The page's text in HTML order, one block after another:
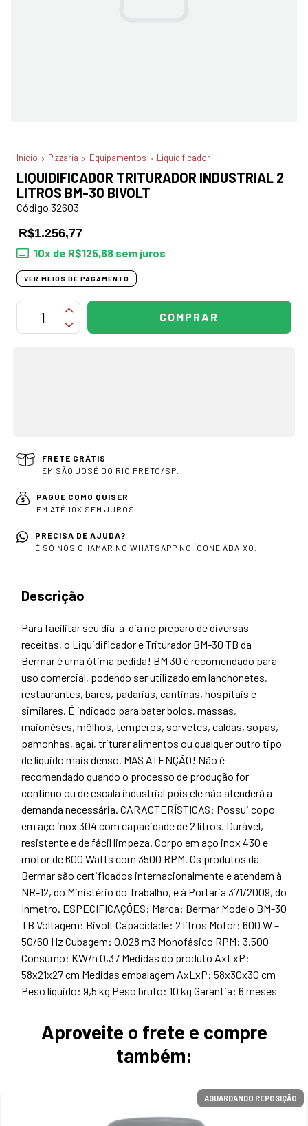
Início Pizzaria Equipamentos Liquidificador
LIQUIDIFICADOR TRITURADOR INDUSTRIAL 2
LITROS BM-30 BIVOLT
Código 32603
R$1.256,77
10x de R$125,68 sem juros
VER MEIOS DE PAGAMENTO
FRETE GRÁTIS
EM SÃO JOSÉ DO RIO PRETO/SP.
PAGUE COMO QUISER
EM ATÉ 10X SEM JUROS.
PRECISA DE AJUDA?
É SÓ NOS CHAMAR NO WHATSAPP NO ÍCONE ABAIXO.
Descrição
Para facilitar seu dia-a-dia no preparo de diversas
receitas, o Liquidificador e Triturador BM-30 TB da
Bermar é uma ótima pedida! BM 30 é recomendado para
uso comercial, podendo ser utilizado em lanchonetes,
restaurantes, bares, padarias, cantinas, hospitais e
similares. É indicado para bater bolos, massas,
maionéses, môlhos, temperos, sorvetes, caldas, sopas,
pamonhas, açaí, triturar alimentos ou qualquer outro tipo
de líquido mais denso. MAS ATENÇÃO! Não é
recomendado quando o processo de produção for
contínuo ou de escala industrial pois ele não atenderá a
demanda necessária. CARACTERÍSTICAS: Possui copo
em aço inox 304 com capacidade de 2 litros. Durável,
resistente e de fácil limpeza. Corpo em aço inox 430 e
motor de 600 Watts com 3500 RPM. Os produtos da
Bermar são certificados internacionalmente e atendem à
NR-12, do Ministério do Trabalho, e à Portaria 371/2009, do
Inmetro. ESPECIFICAÇÕES: Marca: Bermar Modelo BM-30
TB Voltagem: Bivolt Capacidade: 2 litros Motor: 600 W –
50/60 Hz Cubagem: 0,028 m3 Monofásico RPM: 3.500
Consumo: KW/h 0,37 Medidas do produto AxLxP:
58x21x27 cm Medidas embalagem AxLxP: 58x30x30 cm
Peso líquido: 9,5 kg Peso bruto: 10 kg Garantia: 6 meses
Aproveite o frete e compre
também:
AGUARDANDO REPOSIÇÃO